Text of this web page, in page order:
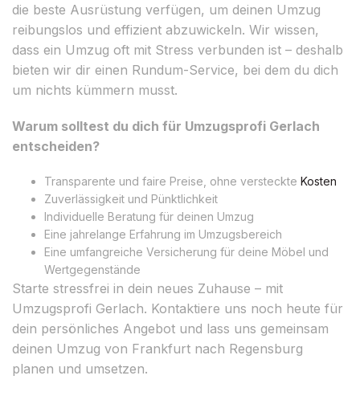
die beste Ausrüstung verfügen, um deinen Umzug
reibungslos und effizient abzuwickeln. Wir wissen,
dass ein Umzug oft mit Stress verbunden ist – deshalb
bieten wir dir einen Rundum-Service, bei dem du dich
um nichts kümmern musst.
Warum solltest du dich für Umzugsprofi Gerlach
entscheiden?
Transparente und faire Preise, ohne versteckte Kosten
Zuverlässigkeit und Pünktlichkeit
Individuelle Beratung für deinen Umzug
Eine jahrelange Erfahrung im Umzugsbereich
Eine umfangreiche Versicherung für deine Möbel und
Wertgegenstände
Starte stressfrei in dein neues Zuhause – mit
Umzugsprofi Gerlach. Kontaktiere uns noch heute für
dein persönliches Angebot und lass uns gemeinsam
deinen Umzug von Frankfurt nach Regensburg
planen und umsetzen.